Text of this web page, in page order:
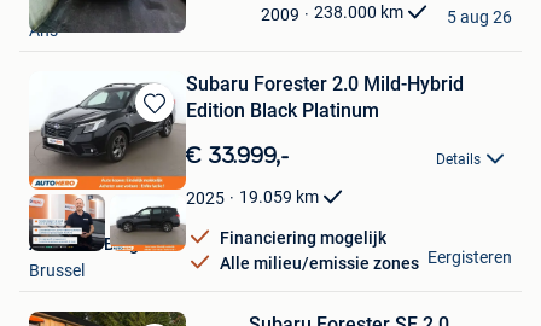
Mijn
Favorieten
2009 238.000 km
LIBEL RBNM CARS
Ans
5 aug 26
Bewaren
in
Mijn
Favorieten
Subaru Forester 2.0 Mild-Hybrid
Edition Black Platinum
€ 33.999,- Details
2025 19.059 km
Financiering mogelijk
Alle milieu/emissie zones
Autohero België
Brussel
Eergisteren